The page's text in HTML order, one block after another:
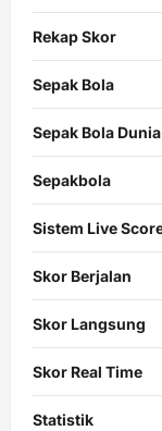
Rekap Skor
Sepak Bola
Sepak Bola Dunia
Sepakbola
Sistem Live
Skor Berjalan
Skor Langsung
Skor Real Time
Statistik